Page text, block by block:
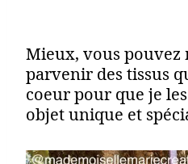
Mieux, vous pouvez
parvenir des tissus
coeur pour que je
objet unique et